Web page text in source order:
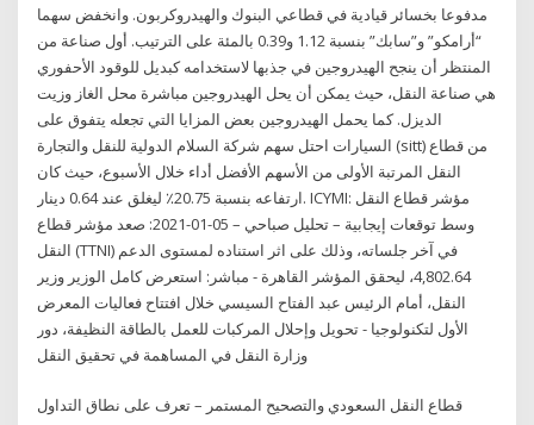
مدفوعا بخسائر قيادية في قطاعي البنوك والهيدروكربون. وانخفض سهما
“أرامكو” و”سابك” بنسبة 1.12 و0.39 بالمئة على الترتيب. أول صناعة من
المنتظر أن ينجح الهيدروجين في جذبها لاستخدامه كبديل للوقود الأحفوري
هي صناعة النقل، حيث يمكن أن يحل الهيدروجين مباشرة محل الغاز وزيت
الديزل. كما يحمل الهيدروجين بعض المزايا التي تجعله يتفوق على
السيارات احتل سهم شركة السلام الدولية للنقل والتجارة (sitt) من قطاع
النقل المرتبة الأولى من الأسهم الأفضل أداء خلال الأسبوع، حيث كان
ارتفاعه بنسبة 20.75٪ ليغلق عند 0.64 دينار. ICYMI: مؤشر قطاع النقل
وسط توقعات إيجابية – تحليل صباحي – 05-01-2021: صعد مؤشر قطاع
النقل (TTNI) في آخر جلساته، وذلك على اثر استناده لمستوى الدعم
4,802.64، ليحقق المؤشر القاهرة - مباشر: استعرض كامل الوزير وزير
النقل، أمام الرئيس عبد الفتاح السيسي خلال افتتاح فعاليات المعرض
الأول لتكنولوجيا - تحويل وإحلال المركبات للعمل بالطاقة النظيفة، دور
وزارة النقل في المساهمة في تحقيق النقل
قطاع النقل السعودي والتصحيح المستمر – تعرف على نطاق التداول